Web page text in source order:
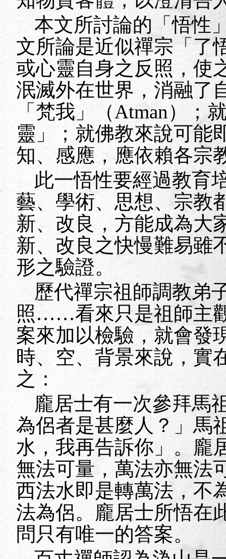
本文所討論的「悟性
文所論是近似禪宗「了
或心靈自身之反照，使
泯滅外在世界，消融了
「梵我」（Atman）；
靈」；就佛教來說可能
知、感應，應依賴各宗
此一悟性要經過教育
藝、學術、思想、宗教
新、改良，方能成為大
新、改良之快慢難易雖
形之驗證。
歷代禪宗祖師調教弟
照……看來只是祖師主
案來加以檢驗，就會發
時、空、背景來說，實
之：
龐居士有一次參拜馬
為侶者是甚麼人？」馬
水，我再告訴你」。龐
無法可量，萬法亦無法
西法水即是轉萬法，不
法為侶。龐居士所悟在
問只有唯一的答案。